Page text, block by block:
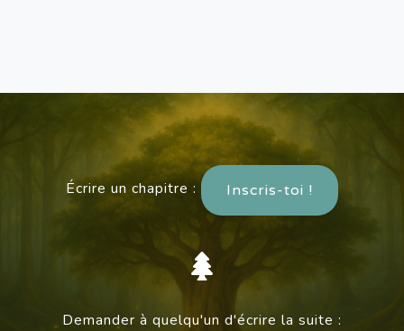
Écrire un chapitre : Inscris-toi !
Demander à quelqu'un d'écrire la suite :